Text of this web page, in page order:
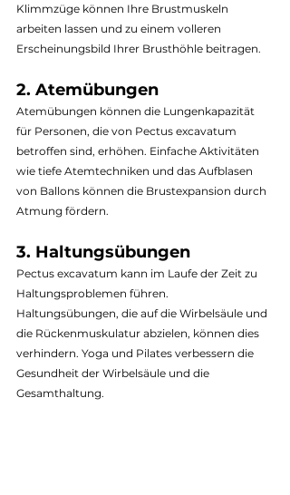
Klimmzüge können Ihre Brustmuskeln
arbeiten lassen und zu einem volleren
Erscheinungsbild Ihrer Brusthöhle beitragen.
2. Atemübungen
Atemübungen können die Lungenkapazität
für Personen, die von Pectus excavatum
betroffen sind, erhöhen. Einfache Aktivitäten
wie tiefe Atemtechniken und das Aufblasen
von Ballons können die Brustexpansion durch
Atmung fördern.
3. Haltungsübungen
Pectus excavatum kann im Laufe der Zeit zu
Haltungsproblemen führen.
Haltungsübungen, die auf die Wirbelsäule und
die Rückenmuskulatur abzielen, können dies
verhindern. Yoga und Pilates verbessern die
Gesundheit der Wirbelsäule und die
Gesamthaltung.